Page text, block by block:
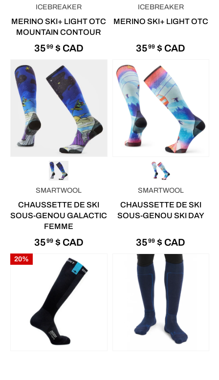
ICEBREAKER
MERINO SKI+ LIGHT OTC
MOUNTAIN CONTOUR
3599$ CAD
ICEBREAKER
MERINO SKI+ LIGHT OTC
3599 $ CAD
SMARTWOOL
CHAUSSETTE DE SKI
SOUS-GENOU GALACTIC
FEMME
3599$ CAD
SMARTWOOL
CHAUSSETTE DE SKI
SOUS-GENOU SKI DAY
3599 $ CAD
20%